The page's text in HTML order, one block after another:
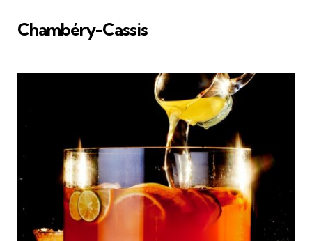
Chambéry-Cassis